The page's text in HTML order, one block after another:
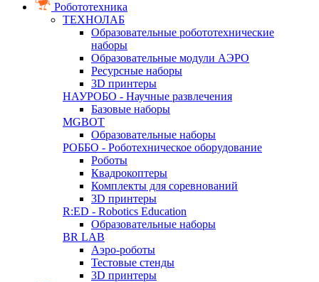
Робототехника
ТЕХНОЛАБ
Образовательные робототехнические
наборы
Образовательные модули АЭРО
Ресурсные наборы
3D принтеры
НАУРОБО - Научные развлечения
Базовые наборы
MGBOT
Образовательные наборы
РОББО - Роботехническое оборудование
Роботы
Квадрокоптеры
Комплекты для соревнований
3D принтеры
R:ED - Robotics Education
Образовательные наборы
BR LAB
Аэро-роботы
Тестовые стенды
3D принтеры